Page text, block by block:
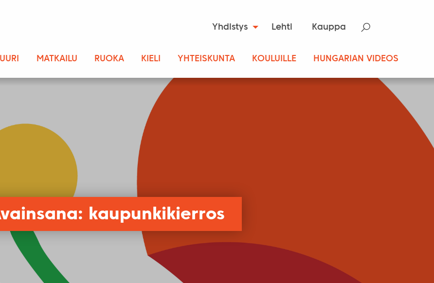
Yhdistys Lehti Kauppa
MATKAILU RUOKA KIELI YHTEISKUNTA KOULUILLE HUNGARIAN VIDEOS
kaupunkikierros